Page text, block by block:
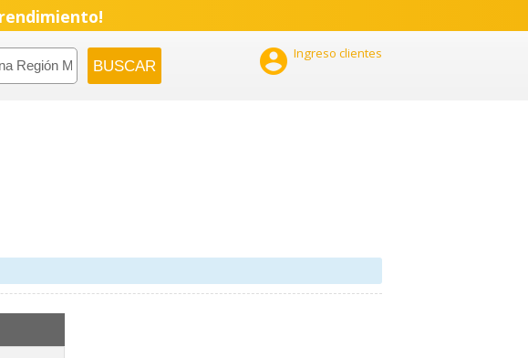
 Ingreso clientes